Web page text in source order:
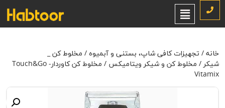
خانه/ تجهیزات کافی شاپ، بستنی و آبمیوه
کن و شیکر ویتامیکس
خانه / تجهیزات کافی شاپ، بستنی و آبمیوه / مخلوط کن _
شیکر / مخلوط کن و شیکر ویتامیکس
/ مخلوط کن کاوردار- Touch&Go
Vitamix